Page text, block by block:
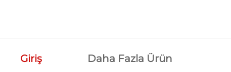
Giriş Daha Fazla Ürün